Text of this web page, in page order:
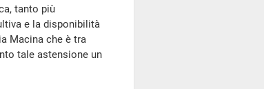
tanto più
e la disponibilità
Macina che è tra
tale astensione un